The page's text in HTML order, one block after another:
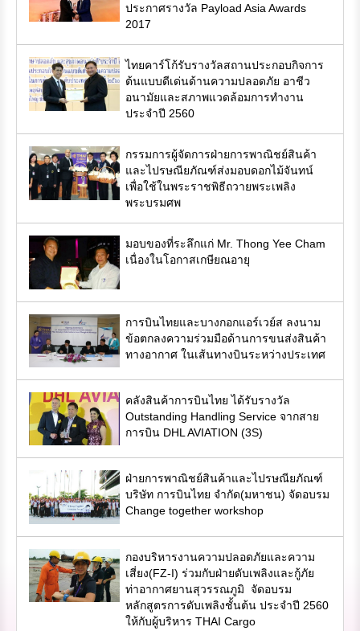
ประกาศรางวัล Payload Asia Awards
2017
ไทยคาร์โก้รับรางวัลสถานประกอบกิจการ
ต้นแบบดีเด่นด้านความปลอดภัย อาชีว
อนามัยและสภาพแวดล้อมการทำงาน
ประจำปี 2560
กรรมการผู้จัดการฝ่ายการพาณิชย์สินค้า
และไปรษณียภัณฑ์ส่งมอบดอกไม้จันทน์
เพื่อใช้ในพระราชพิธีถวายพระเพลิง
พระบรมศพ
มอบของที่ระลึกแก่ Mr. Thong Yee Cham
เนื่องในโอกาสเกษียณอายุ
การบินไทยและบางกอกแอร์เวย์ส ลงนาม
ข้อตกลงความร่วมมือด้านการขนส่งสินค้า
ทางอากาศ ในเส้นทางบินระหว่างประเทศ
คลังสินค้าการบินไทย ได้รับรางวัล
Outstanding Handling Service จากสาย
การบิน DHL AVIATION (3S)
ฝ่ายการพาณิชย์สินค้าและไปรษณียภัณฑ์
บริษัท การบินไทย จำกัด(มหาชน) จัดอบรม
Change together workshop
กองบริหารงานความปลอดภัยและความ
เสี่ยง(FZ-I) ร่วมกับฝ่ายดับเพลิงและกู้ภัย
ท่าอากาศยานสุวรรณภูมิ จัดอบรม
หลักสูตรการดับเพลิงชั้นต้น ประจำปี 2560
ให้กับผู้บริหาร THAI Cargo